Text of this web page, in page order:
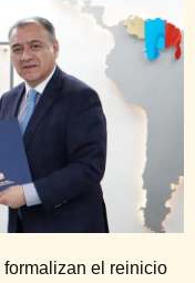
el reinicio